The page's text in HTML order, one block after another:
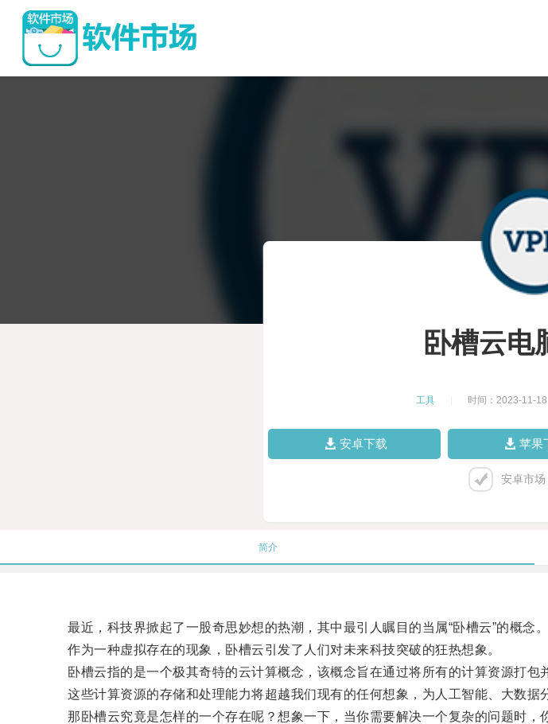
卧槽云电
工具 时间：2023-11-18
安卓下载 苹果
安卓市场
简介
最近，科技界掀起了一股奇思妙想的热潮，其中最引人瞩目的当属“卧槽云”的概念。
作为一种虚拟存在的现象，卧槽云引发了人们对未来科技突破的狂热想象。
卧槽云指的是一个极其奇特的云计算概念，该概念旨在通过将所有的计算资源打包并
这些计算资源的存储和处理能力将超越我们现有的任何想象，为人工智能、大数据
那卧槽云究竟是怎样的一个存在呢？想象一下，当你需要解决一个复杂的问题时，